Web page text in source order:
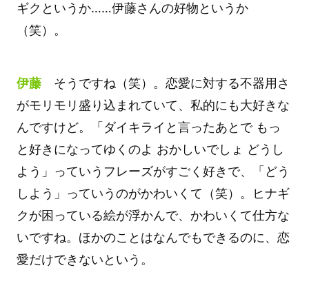
ギクというか……伊藤さんの好物というか
（笑）。
伊藤そうですね（笑）。恋愛に対する不器用さ
がモリモリ盛り込まれていて、私的にも大好きな
んですけど。「ダイキライと言ったあとで もっ
と好きになってゆくのよ おかしいでしょ どうし
よう」っていうフレーズがすごく好きで、「どう
しよう」っていうのがかわいくて（笑）。ヒナギ
クが困っている絵が浮かんで、かわいくて仕方な
いですね。ほかのことはなんでもできるのに、恋
愛だけできないという。